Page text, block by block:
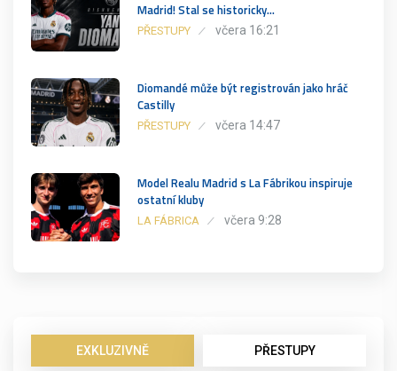
Madrid! Stal se historicky…
PŘESTUPY včera 16:21
Diomandé může být registrován jako hráč
Castilly
PŘESTUPY včera 14:47
Model Realu Madrid s La Fábrikou inspiruje
ostatní kluby
LA FÁBRICA včera 9:28
EXKLUZIVNĚ PŘESTUPY